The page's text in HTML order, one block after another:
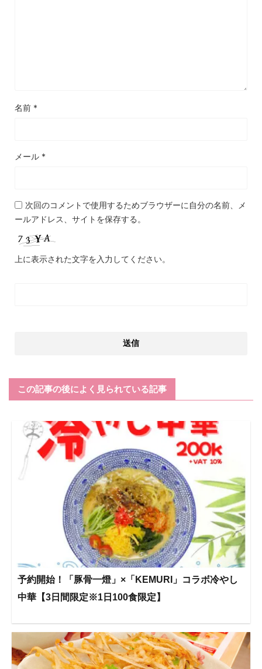
名前 *
メール *
次回のコメントで使用するためブラウザーに自分の名前、メ
ールアドレス、サイトを保存する。
上に表示された文字を入力してください。
この記事の後によく見られている記事
予約開始！「豚骨一燈」×「KEMURI」コラボ冷やし
中華【3日間限定※1日100食限定】